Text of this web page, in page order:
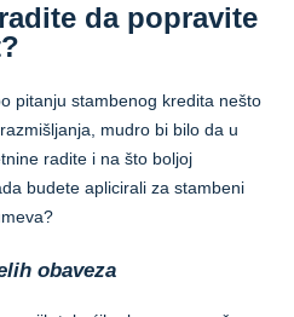
da popravite
pitanju stambenog kredita nešto
mudro bi bilo da u
radite i na što boljoj
budete aplicirali za stambeni
obaveza